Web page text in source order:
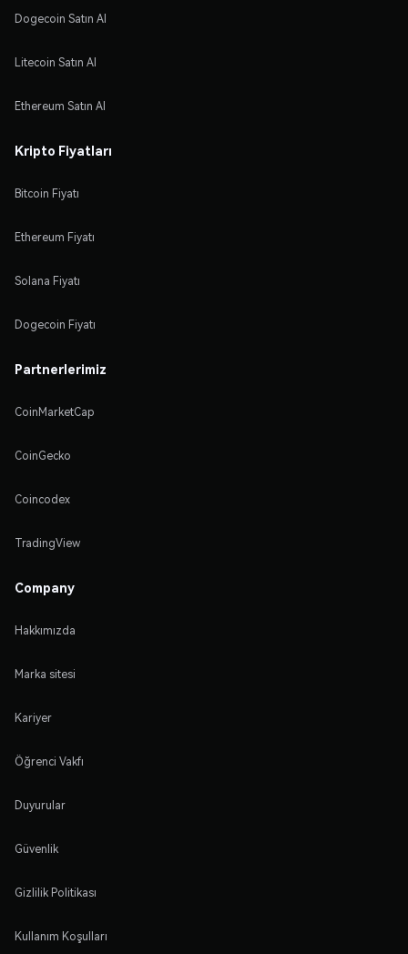
Dogecoin Satın Al
Litecoin Satın Al
Ethereum Satın Al
Kripto Fiyatları
Bitcoin Fiyatı
Ethereum Fiyatı
Solana Fiyatı
Dogecoin Fiyatı
Partnerlerimiz
CoinMarketCap
CoinGecko
Coincodex
TradingView
Company
Hakkımızda
Marka sitesi
Kariyer
Öğrenci Vakfı
Duyurular
Güvenlik
Gizlilik Politikası
Kullanım Koşulları